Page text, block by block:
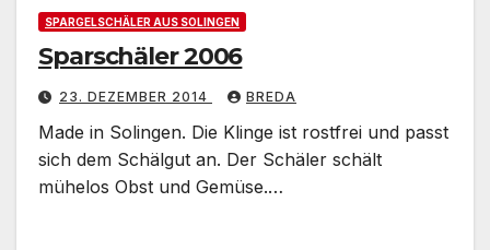
SPARGELSCHÄLER AUS SOLINGEN
Sparschäler 2006
23. DEZEMBER 2014 BREDA
Made in Solingen. Die Klinge ist rostfrei und passt
sich dem Schälgut an. Der Schäler schält
mühelos Obst und Gemüse.…